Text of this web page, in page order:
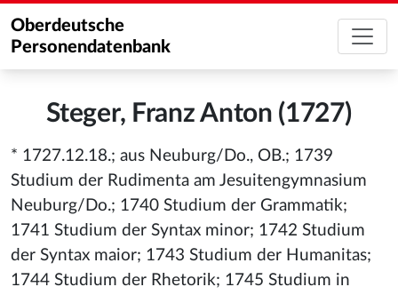
Oberdeutsche
Personendatenbank
Steger, Franz Anton (1727)
* 1727.12.18.; aus Neuburg/Do., OB.; 1739
Studium der Rudimenta am Jesuitengymnasium
Neuburg/Do.; 1740 Studium der Grammatik;
1741 Studium der Syntax minor; 1742 Studium
der Syntax maior; 1743 Studium der Humanitas;
1744 Studium der Rhetorik; 1745 Studium in